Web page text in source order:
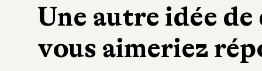
Une autre idée
vous aimeriez